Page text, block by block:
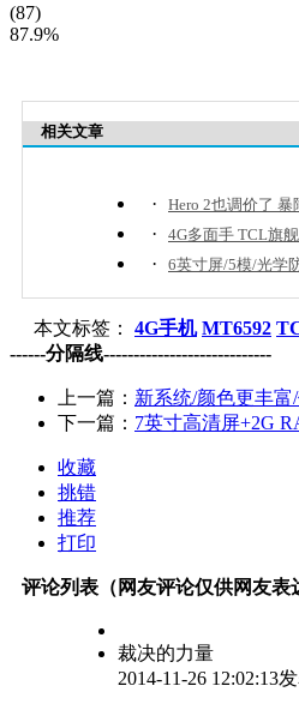
(87)
87.9%
相关文章
· Hero 2也调价了 暴
· 4G多面手 TCL旗
· 6英寸屏/5模/光学
本文标签： 4G手机 MT6592
------分隔线----------------------------
上一篇： 新系统/颜色更丰
下一篇： 7英寸高清屏+2G
收藏
挑错
推荐
打印
评论列表（网友评论仅供网友表
裁决的力量
2014-11-26 12:02:13